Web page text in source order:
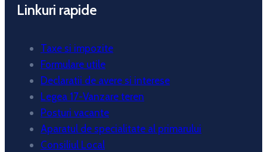
Linkuri rapide
Taxe si impozite
Formulare utile
Declaratii de avere si interese
Legea 17-Vanzare teren
Posturi vacante
Aparatul de specialitate al primarului
Consiliul Local